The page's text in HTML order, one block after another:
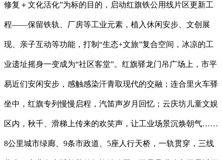
修复＋文化活化”为标的目的，启动红旗铁公用线片区更新工
程——保留铁轨、厂房等工业元素，植入休闲安步、文创展
现、亲子互动等功能，打制“生态+文旅”复合空间，冰凉的工
业遗址摇身一变成为“社区客堂”。红旗驿龙门吊广场上，市平
易近们安闲安步，感触感染汗青取现代的交融；连合里火车驿
坐中，红旗专列慢慢启程，汽笛声岁月回忆；云庆坊儿童文娱
区内，秋千、滑梯上传来的欢笑声，让工业场景沉焕朝气……
8公里城市绿廊、9条市政道、5座人行天桥，一轨贯穿，三线